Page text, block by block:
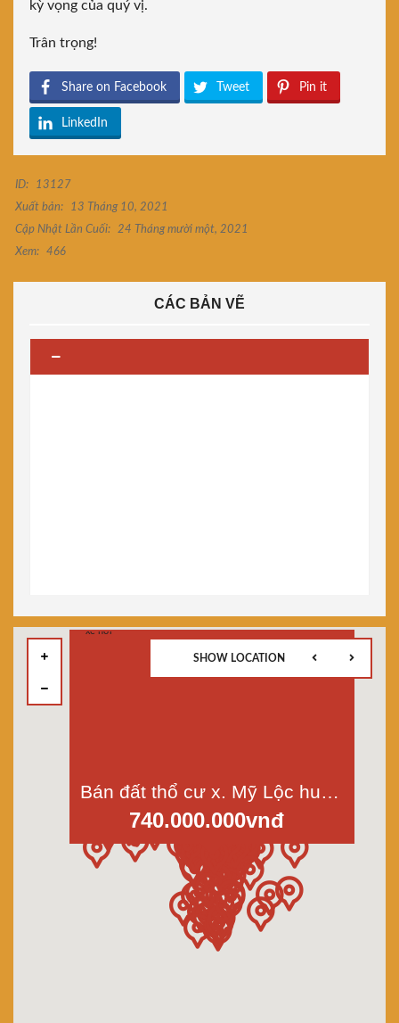
kỳ vọng của quý vị.
Trân trọng!
Share on Facebook Tweet Pin it
LinkedIn
ID:
13127
Xuất bản:
13 Tháng 10, 2021
Cập Nhật Lần Cuối:
24 Tháng mười một, 2021
Xem:
466
CÁC BẢN VẼ
740.000.000vnđ
SHOW LOCATION